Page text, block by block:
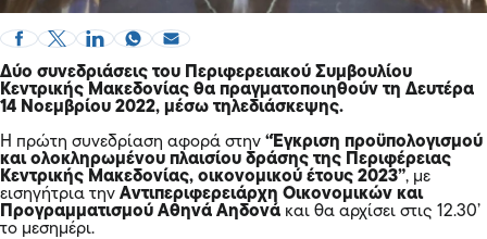
Δύο συνεδριάσεις του Περιφερειακού Συμβουλίου
Κεντρικής Μακεδονίας θα πραγματοποιηθούν τη Δευτέρα
14 Νοεμβρίου 2022, μέσω τηλεδιάσκεψης.
Η πρώτη συνεδρίαση αφορά στην “Έγκριση προϋπολογισμού
και ολοκληρωμένου πλαισίου δράσης της Περιφέρειας
Κεντρικής Μακεδονίας, οικονομικού έτους 2023”, με
εισηγήτρια την Αντιπεριφερειάρχη Οικονομικών και
Προγραμματισμού Αθηνά Αηδονά και θα αρχίσει στις 12.30’
το μεσημέρι.